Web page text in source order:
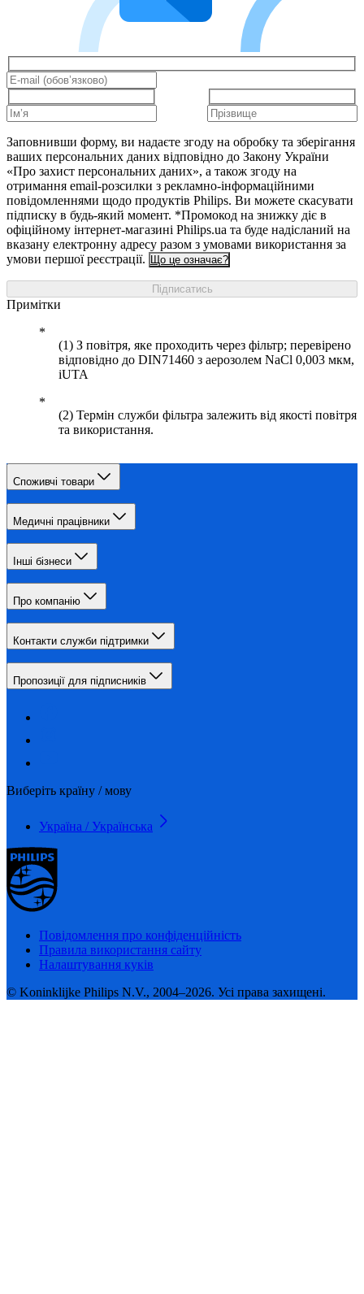
Заповнивши форму, ви надаєте згоду на обробку та зберігання
ваших персональних даних відповідно до Закону України
«Про захист персональних даних», а також згоду на
отримання email-розсилки з рекламно-інформаційними
повідомленнями щодо продуктів Philips. Ви можете скасувати
підписку в будь-який момент. *Промокод на знижку діє в
офіційному інтернет-магазині Philips.ua та буде надісланий на
вказану електронну адресу разом з умовами використання за
умови першої реєстрації.
Що це означає?
Підписатись
Примітки
(1) З повітря, яке проходить через фільтр; перевірено
відповідно до DIN71460 з аерозолем NaCl 0,003 мкм,
iUTA
(2) Термін служби фільтра залежить від якості повітря
та використання.
Споживчі товари
Медичні працівники
Інші бізнеси
Про компанію
Контакти служби підтримки
Пропозиції для підписників
Виберіть країну / мову
Україна / Українська
Повідомлення про конфіденційність
Правила використання сайту
Налаштування куків
© Koninklijke Philips N.V., 2004–2026. Усі права захищені.